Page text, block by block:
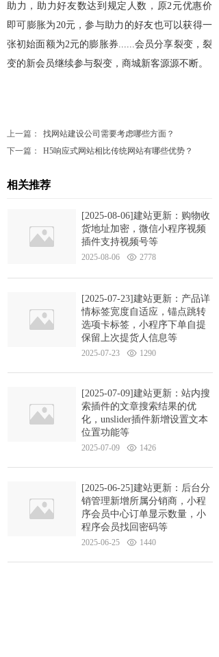
助力，助力好友数达到规定人数，原2元优惠价
即可膨胀为20元，参与助力的好友也可以获得一
张初始面额为2元的膨胀券......会员分享裂变，裂
变的新会员继续参与裂变，商城新客源源不断。
上一篇：
找网站建设公司需要考虑哪些方面？
下一篇：
H5响应式网站相比传统网站有哪些优势？
相关推荐
[2025-08-06]建站更新：购物收
货地址加密，微信小程序视频
插件支持视频号等
2025-08-06 2778
[2025-07-23]建站更新：产品详
情标签宽度自适应，锚点跳转
选项卡标签，小程序下单自提
保留上次提货人信息等
2025-07-23 1290
[2025-07-09]建站更新：站内搜
索插件的文章搜索结果的优
化，unslider插件新增设置文本
位置功能等
2025-07-09 1426
[2025-06-25]建站更新：后台分
销管理新增所属分销商，小程
序会员中心订单显示数量，小
程序会员找回密码等
2025-06-25 1440